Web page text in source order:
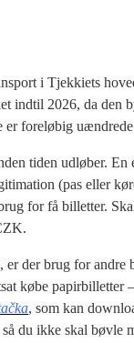
i Tjekkiets
indtil 2026, da den
er foreløbig
tiden udløber.
(pas eller
for få billetter.
er der brug for andre
købe papirbilletter
, som kan
du ikke skal bøvle